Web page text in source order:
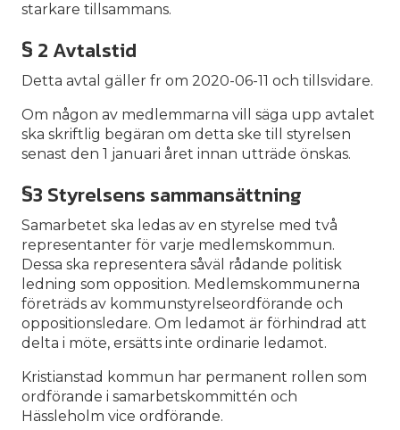
starkare tillsammans.
§ 2 Avtalstid
Detta avtal gäller fr om 2020-06-11 och tillsvidare.
Om någon av medlemmarna vill säga upp avtalet
ska skriftlig begäran om detta ske till styrelsen
senast den 1 januari året innan utträde önskas.
§3 Styrelsens sammansättning
Samarbetet ska ledas av en styrelse med två
representanter för varje medlemskommun.
Dessa ska representera såväl rådande politisk
ledning som opposition. Medlemskommunerna
företräds av kommunstyrelseordförande och
oppositionsledare. Om ledamot är förhindrad att
delta i möte, ersätts inte ordinarie ledamot.
Kristianstad kommun har permanent rollen som
ordförande i samarbetskommittén och
Hässleholm vice ordförande.